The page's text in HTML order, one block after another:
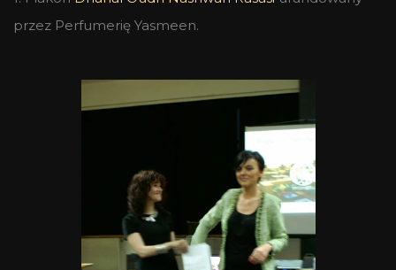
przez Perfumerię Yasmeen.